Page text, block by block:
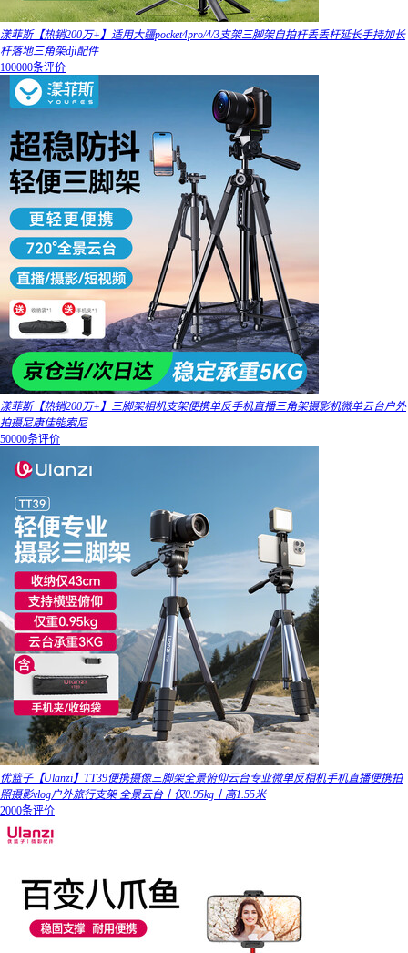
漾菲斯【热销200万+】适用大疆pocket4pro/4/3支架三脚架自拍杆丢丢杆延长手持加长
杆落地三角架dji配件
100000条评价
漾菲斯【热销200万+】三脚架相机支架便携单反手机直播三角架摄影机微单云台户外
拍摄尼康佳能索尼
50000条评价
优篮子【Ulanzi】TT39便携摄像三脚架全景俯仰云台专业微单反相机手机直播便携拍
照摄影vlog户外旅行支架 全景云台丨仅0.95kg丨高1.55米
2000条评价